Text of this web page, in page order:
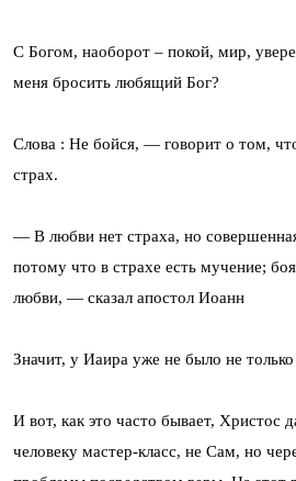
С Богом, наоборот – покой, мир,
меня бросить любящий Бог?
Слова : Не бойся, — говорит о том,
страх.
— В любви нет страха, но
потому что в страхе есть мучение;
любви, — сказал апостол Иоанн
Значит, у Иаира уже не было не
И вот, как это часто бывает, Христос
человеку мастер-класс, не Сам, но